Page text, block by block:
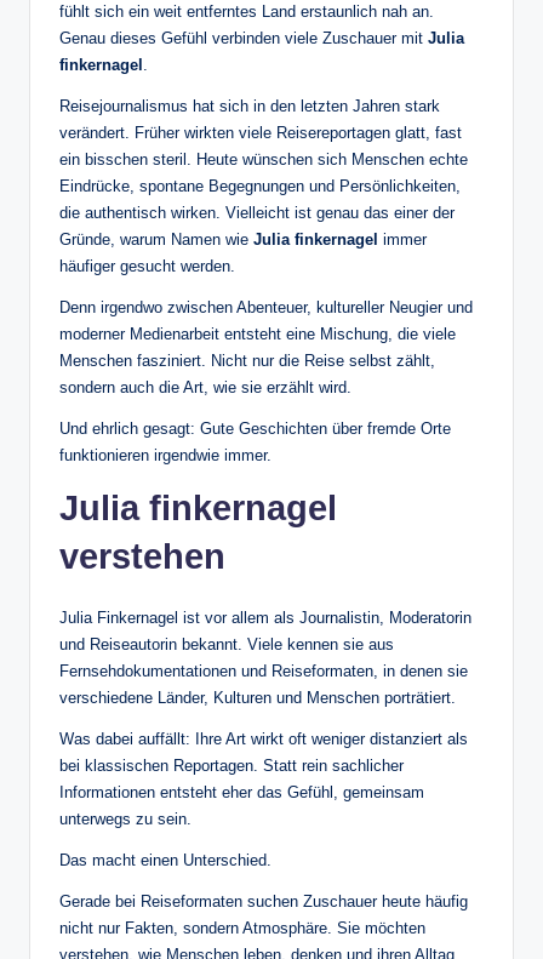
fühlt sich ein weit entferntes Land erstaunlich nah an.
Genau dieses Gefühl verbinden viele Zuschauer mit Julia
finkernagel
Reisejournalismus hat sich in den letzten Jahren stark
verändert. Früher wirkten viele Reisereportagen glatt, fast
ein bisschen steril. Heute wünschen sich Menschen echte
Eindrücke, spontane Begegnungen und Persönlichkeiten,
die authentisch wirken. Vielleicht ist genau das einer der
Gründe, warum Namen wie Julia finkernagel immer
häufiger gesucht werden.
Denn irgendwo zwischen Abenteuer, kultureller Neugier und
moderner Medienarbeit entsteht eine Mischung, die viele
Menschen fasziniert. Nicht nur die Reise selbst zählt,
sondern auch die Art, wie sie erzählt wird.
Und ehrlich gesagt: Gute Geschichten über fremde Orte
funktionieren irgendwie immer.
Julia finkernagel
verstehen
Julia Finkernagel ist vor allem als Journalistin, Moderatorin
und Reiseautorin bekannt. Viele kennen sie aus
Fernsehdokumentationen und Reiseformaten, in denen sie
verschiedene Länder, Kulturen und Menschen porträtiert.
Was dabei auffällt: Ihre Art wirkt oft weniger distanziert als
bei klassischen Reportagen. Statt rein sachlicher
Informationen entsteht eher das Gefühl, gemeinsam
unterwegs zu sein.
Das macht einen Unterschied.
Gerade bei Reiseformaten suchen Zuschauer heute häufig
nicht nur Fakten, sondern Atmosphäre. Sie möchten
verstehen, wie Menschen leben, denken und ihren Alltag